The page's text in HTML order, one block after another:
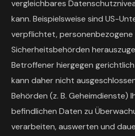
vergleichbares
kann. Beispielsweise sind US-
verpflichtet, personenbezogene
Sicherheitsbehörden
Betroffener hiergegen
kann daher nicht
Behörden (z. B. Geheimdienste)
befindlichen Daten zu
verarbeiten, auswerten und